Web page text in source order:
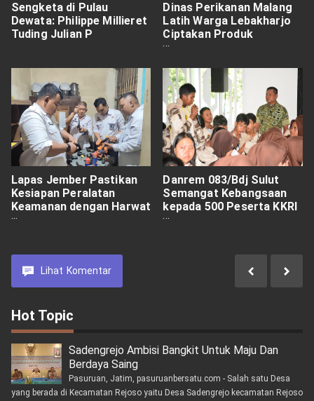
Sengketa di Pulau
Dewata: Philippe Millieret
Tuding Julian P
Dinas Perikanan Malang
Latih Warga Lebakharjo
Ciptakan Produk
Unggulan Berbasis Ikan
Lapas Jember Pastikan
Kesiapan Peralatan
Keamanan dengan Harwat
Senpi
Danrem 083/Bdj Sulut
Semangat Kebangsaan
kepada 500 Peserta KKRI
di Kediri
Lihat Komentar
Hot Topic
Sadengrejo Ambisi Bangkit Untuk Maju Dan
Berdaya Saing
Pasuruan, Jatim, pasuruanbersatu.com - Salah satu Desa
yang berada di Kecamatan Rejoso yaitu Desa Sadengrejo kecamatan Rejoso